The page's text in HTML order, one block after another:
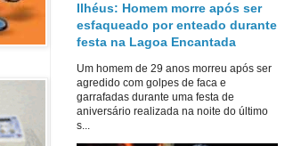
Ilhéus: Homem morre após ser
esfaqueado por enteado durante
festa na Lagoa Encantada
Um homem de 29 anos morreu após ser
agredido com golpes de faca e
garrafadas durante uma festa de
aniversário realizada na noite do último
s...